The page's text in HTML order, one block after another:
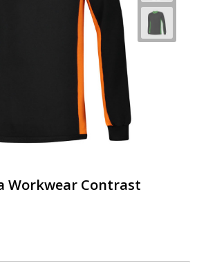
Workwear Contrast